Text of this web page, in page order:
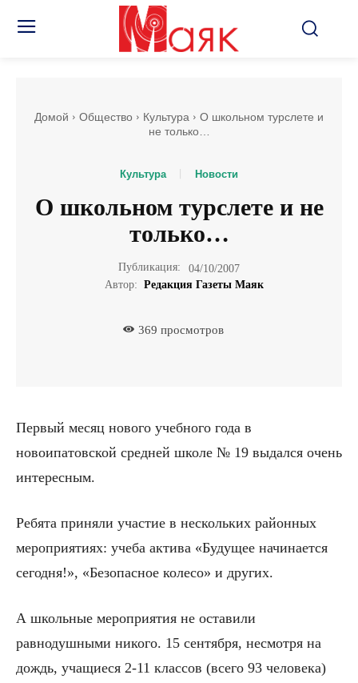
Домой Общество Культура
О школьном турслете и
не только…
Культура Новости
О школьном турслете и не
только…
Публикация:
04/10/2007
Автор: Редакция Газеты Маяк
369 просмотров
Первый месяц нового учебного года в
новоипатовской средней школе № 19 выдался очень
интересным.
Ребята приняли участие в нескольких районных
мероприятиях: учеба актива «Будущее начинается
сегодня!», «Безопасное колесо» и других.
А школьные мероприятия не оставили
равнодушными никого. 15 сентября, несмотря на
дождь, учащиеся 2-11 классов (всего 93 человека)